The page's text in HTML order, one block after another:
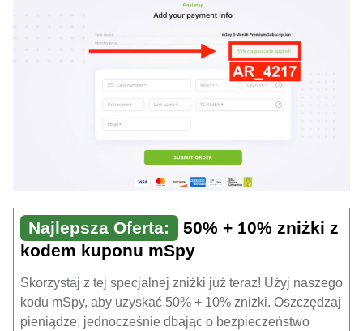
Najlepsza Oferta:
50% + 10% zniżki z
kodem kuponu mSpy
Skorzystaj z tej specjalnej zniżki już teraz! Użyj naszego
kodu mSpy, aby uzyskać 50% + 10% zniżki. Oszczędzaj
pieniądze, jednocześnie dbając o bezpieczeństwo